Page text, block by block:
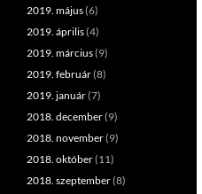
2019. május(6)
2019. április(4)
2019. március(9)
2019. február(8)
2019. január(7)
2018. december(9)
2018. november(9)
2018. október(11)
2018. szeptember(8)